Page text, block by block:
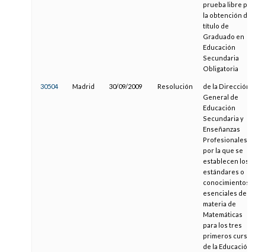
prueba libre para
la obtención del
título de
Graduado en
Educación
Secundaria
Obligatoria
30504 Madrid 30/09/2009 Resolución
de la Dirección
General de
Educación
Secundaria y
Enseñanzas
Profesionales,
por la que se
establecen los
estándares o
conocimientos
esenciales de la
materia de
Matemáticas
para los tres
primeros cursos
de la Educación